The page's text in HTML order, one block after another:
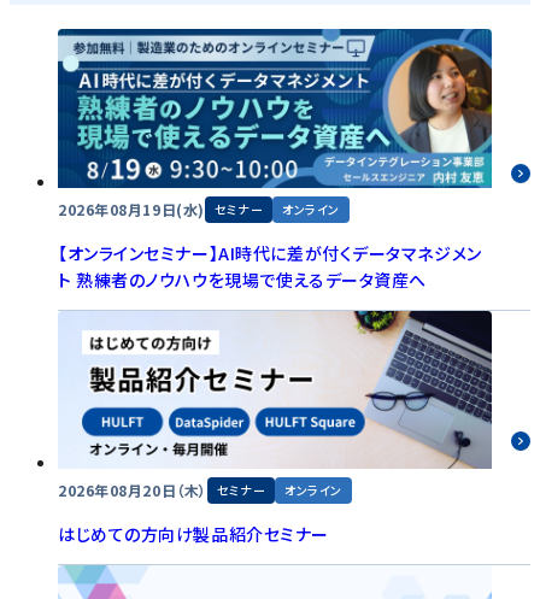
2026年08月19日(水) セミナー オンライン
【オンラインセミナー】AI時代に差が付くデータマネジメン
ト 熟練者のノウハウを現場で使えるデータ資産へ
2026年08月20日（木） セミナー オンライン
はじめての方向け製品紹介セミナー